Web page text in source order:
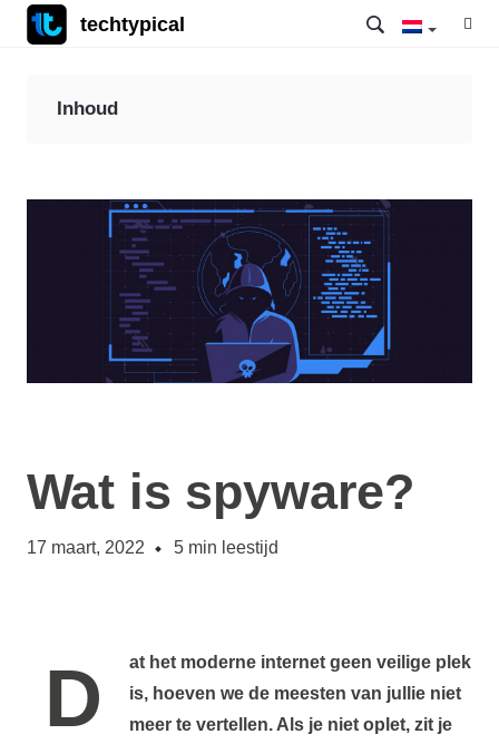
techtypical
Wat is spyware?
17 maart, 2022 5 min leestijd
Dat het moderne internet geen veilige plek
is, hoeven we de meesten van jullie niet
meer te vertellen. Als je niet oplet, zit je
Inhoud